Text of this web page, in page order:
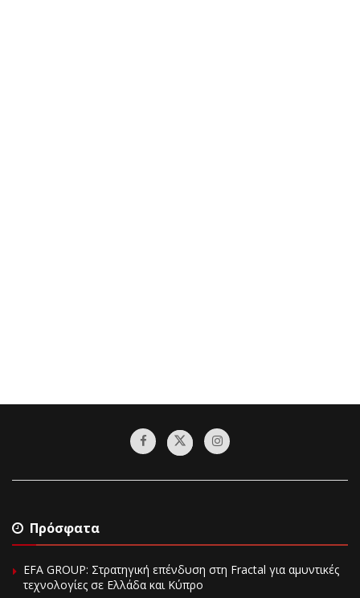
Πρόσφατα
EFA GROUP: Στρατηγική επένδυση στη Fractal για αμυντικές
τεχνολογίες σε Ελλάδα και Κύπρο